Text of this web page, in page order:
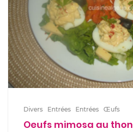
Divers Entrées Entrées Œufs
Oeufs mimosa au thon